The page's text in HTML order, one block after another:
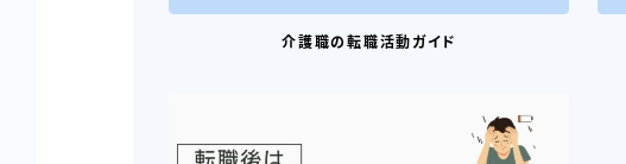
介護職の転職活動ガイド